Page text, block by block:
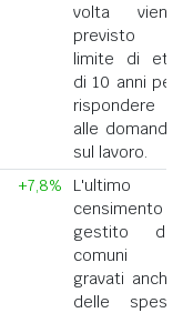
volta viene
previsto il
limite di età
di 10 anni per
rispondere
alle domande
sul lavoro.
+7,8%
L'ultimo
censimento
gestito dai
comuni
gravati anche
delle spese